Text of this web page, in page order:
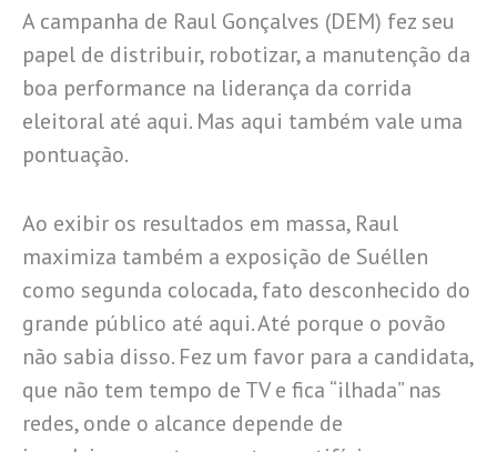
A campanha de Raul Gonçalves (DEM) fez seu
papel de distribuir, robotizar, a manutenção da
boa performance na liderança da corrida
eleitoral até aqui. Mas aqui também vale uma
pontuação.
Ao exibir os resultados em massa, Raul
maximiza também a exposição de Suéllen
como segunda colocada, fato desconhecido do
grande público até aqui. Até porque o povão
não sabia disso. Fez um favor para a candidata,
que não tem tempo de TV e fica “ilhada” nas
redes, onde o alcance depende de